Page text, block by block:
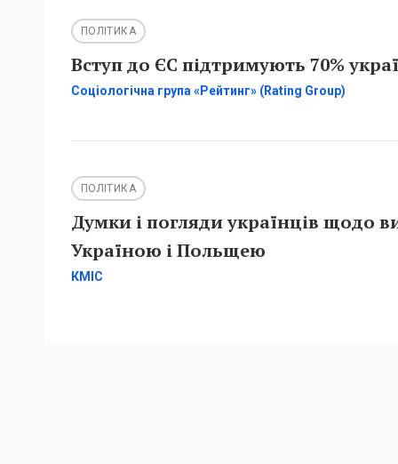
ПОЛІТИКА
Вступ до ЄС підтримують 70%
Соціологічна група «Рейтинг» (Rating Group)
ПОЛІТИКА
Думки і погляди українців щодо
Україною і Польщею
КМІС